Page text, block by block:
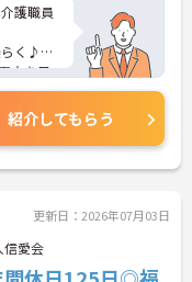
護職員
く♪
立を目
れてし
実して
たフォ
トでき
のポイ
ており
紹介してもらう
更新日：2026年07月03日
信愛会